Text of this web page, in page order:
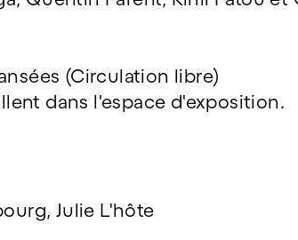
(Circulation libre)
dans l'espace d'exposition.
Julie L'hôte